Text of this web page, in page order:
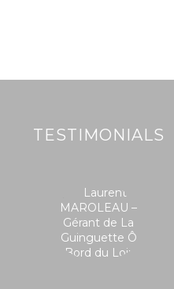
TESTIMONIALS